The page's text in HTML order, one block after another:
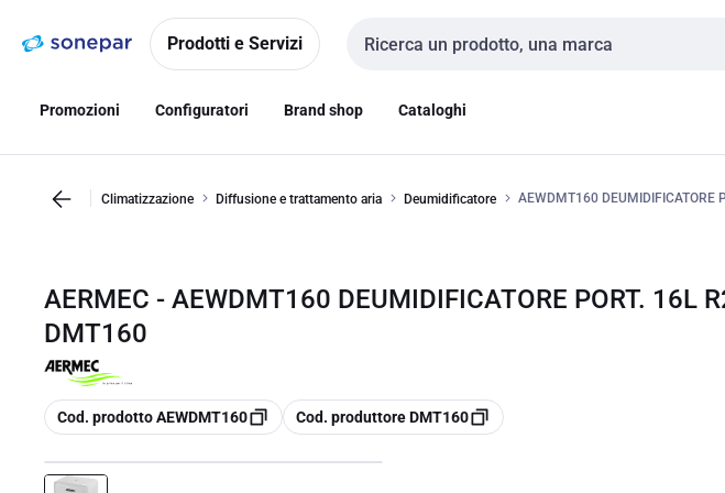
navigazionealla
Prodotti e Servizi
Cerca input
Promozioni Configuratori Brand shop Cataloghi
Climatizzazione Diffusione e trattamento aria Deumidificatore AEWDMT160 DEUMIDIFICATORE
AERMEC - AEWDMT160 DEUMIDIFICATORE PORT. 16L
DMT160
copia
Cod. prodotto AEWDMT160 copia
Cod. produttore DMT160